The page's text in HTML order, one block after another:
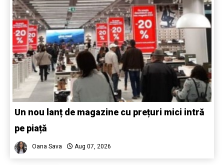
Un nou lanț de magazine cu prețuri mici intră
pe piață
Oana Sava Aug 07, 2026